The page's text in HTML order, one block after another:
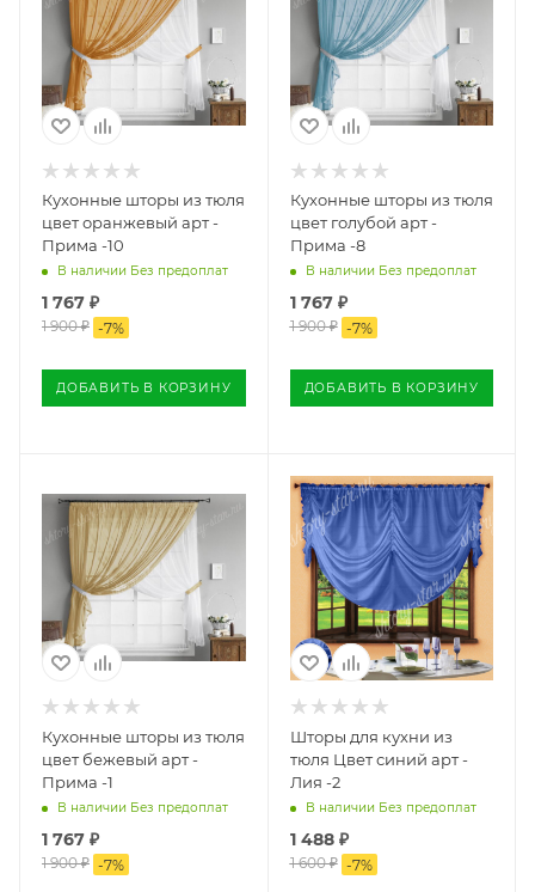
Кухонные шторы из тюля
цвет оранжевый арт -
Прима -10
В наличии Без предоплат
1 767 ₽
1 900₽ -7%
ДОБАВИТЬ В КОРЗИНУ
Кухонные шторы из тюля
цвет голубой арт -
Прима -8
В наличии Без предоплат
1 767₽
1 900₽ -7%
ДОБАВИТЬ В КОРЗИНУ
Кухонные шторы из тюля
цвет бежевый арт -
Прима -1
В наличии Без предоплат
1 767 ₽
1 900₽ -7%
Шторы для кухни из
тюля Цвет синий арт -
Лия -2
В наличии Без предоплат
1 488₽
1 600₽ -7%